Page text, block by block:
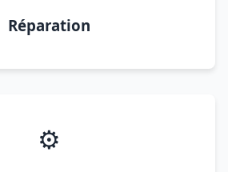
Réparation
⚙️